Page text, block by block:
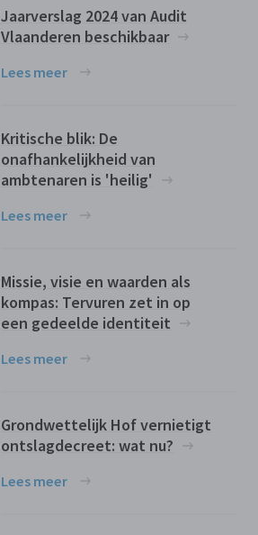
Jaarverslag 2024 van Audit
Vlaanderen beschikbaar
Lees meer
Kritische blik: De
onafhankelijkheid van
ambtenaren is 'heilig'
Lees meer
Missie, visie en waarden als
kompas: Tervuren zet in op
een gedeelde identiteit
Lees meer
Grondwettelijk Hof vernietigt
ontslagdecreet: wat nu?
Lees meer